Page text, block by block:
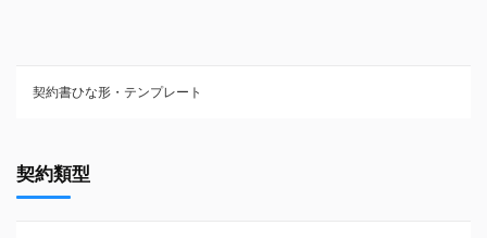
契約書ひな形・テンプレート
NDA（秘密保持契約）
契約類型